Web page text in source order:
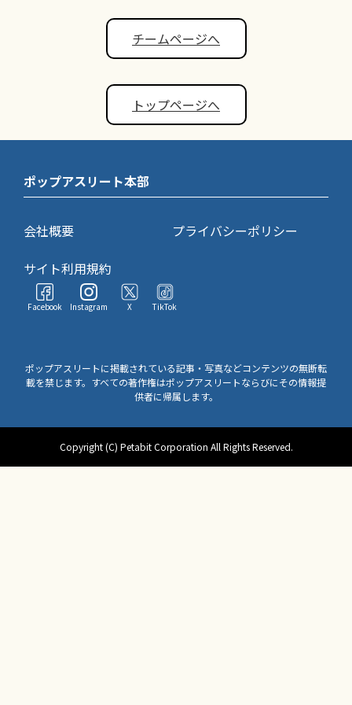
チームページへ
トップページへ
ポップアスリート本部
会社概要
プライバシーポリシー
サイト利用規約
Facebook Instagram X TikTok
ポップアスリートに掲載されている記事・写真などコンテンツの無断転
載を禁じます。すべての著作権はポップアスリートならびにその情報提
供者に帰属します。
Copyright (C) Petabit Corporation All Rights Reserved.